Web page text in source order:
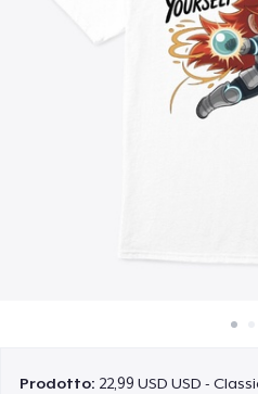
Vendi
Vendi
Prodotto: 22,99 USD USD -